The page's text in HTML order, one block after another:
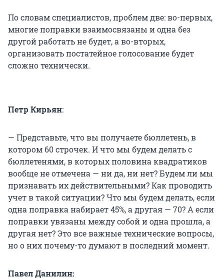
По словам специалистов, проблем две: во-первых,
многие поправки взаимосвязаны и одна без
другой работать не будет, а во-вторых,
организовать постатейное голосование будет
сложно технически.
Петр Кирьян:
— Представьте, что вы получаете бюллетень, в
котором 60 строчек. И что мы будем делать с
бюллетенями, в которых половина квадратиков
вообще не отмечена — ни да, ни нет? Будем ли мы
признавать их действительными? Как проводить
учет в такой ситуации? Что мы будем делать, если
одна поправка набирает 45%, а другая — 70? А если
поправки увязаны между собой и одна прошла, а
другая нет? Это все важные технические вопросы,
но о них почему-то думают в последний момент.
Павел Данилин: